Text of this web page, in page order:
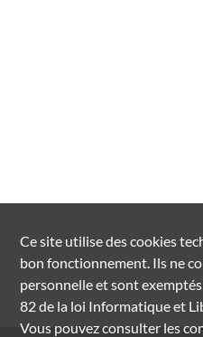
Ce site utilise descookies
bon fonctionnement. Ils ne
personnelle et sont
82 de la loi Informatique et
Vous pouvez consulter les